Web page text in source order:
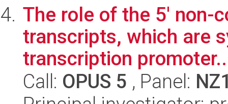
The role of the 5' non-
transcripts, which are
transcription
Call: OPUS 5 , Panel: